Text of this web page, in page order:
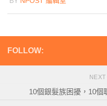
FOLLOW:
10個銀髮族困擾，10